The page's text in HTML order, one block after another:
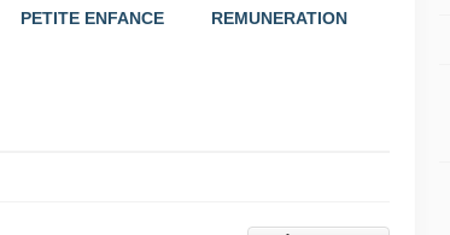
PETITE ENFANCE REMUNERATION